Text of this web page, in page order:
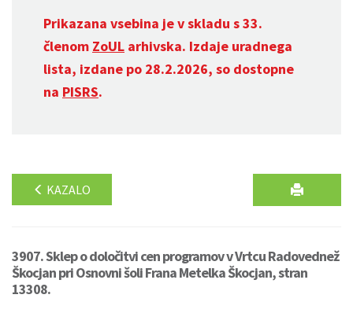
Prikazana vsebina je v skladu s 33.
členom ZoUL arhivska. Izdaje uradnega
lista, izdane po 28.2.2026, so dostopne
na PISRS.
KAZALO
3907. Sklep o določitvi cen programov v Vrtcu Radovednež
Škocjan pri Osnovni šoli Frana Metelka Škocjan, stran
13308.